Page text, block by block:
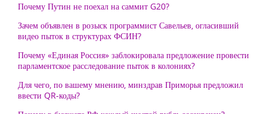
Почему Путин не поехал на саммит G20?
Зачем объявлен в розыск программист Савельев, огласивший
видео пыток в структурах ФСИН?
Почему «Единая Россия» заблокировала предложение провести
парламентское расследование пыток в колониях?
Для чего, по вашему мнению, минздрав Приморья предложил
ввести QR-коды?